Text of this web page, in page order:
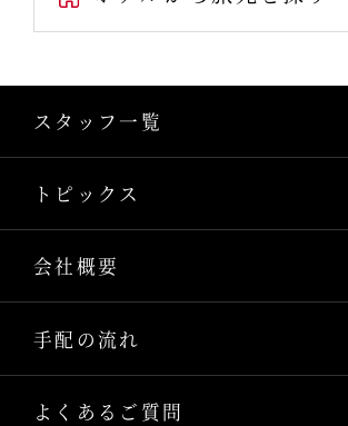
スタッフ一覧
トピックス
会社概要
手配の流れ
よくあるご質問